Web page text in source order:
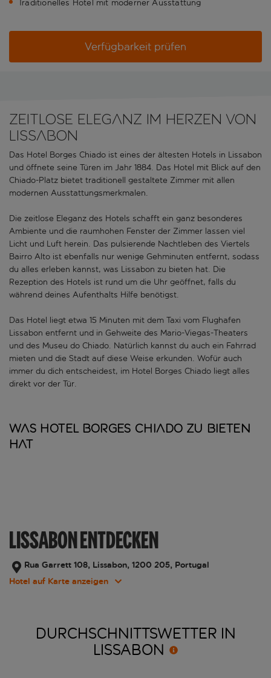
Traditionelles Hotel mit moderner Ausstattung
Verfügbarkeit prüfen
ZEITLOSE ELEGANZ IM HERZEN VON
LISSABON
Das Hotel Borges Chiado ist eines der ältesten Hotels in Lissabon
und öffnete seine Türen im Jahr 1884. Das Hotel mit Blick auf den
Chiado-Platz bietet traditionell gestaltete Zimmer mit allen
modernen Ausstattungsmerkmalen.
Die zeitlose Eleganz des Hotels schafft ein ganz besonderes
Ambiente und die raumhohen Fenster der Zimmer lassen viel
Licht und Luft herein. Das pulsierende Nachtleben des Viertels
Bairro Alto ist ebenfalls nur wenige Gehminuten entfernt, sodass
du alles erleben kannst, was Lissabon zu bieten hat. Die
Rezeption des Hotels ist rund um die Uhr geöffnet, falls du
während deines Aufenthalts Hilfe benötigst.
Das Hotel liegt etwa 15 Minuten mit dem Taxi vom Flughafen
Lissabon entfernt und in Gehweite des Mario-Viegas-Theaters
und des Museu do Chiado. Natürlich kannst du auch ein Fahrrad
mieten und die Stadt auf diese Weise erkunden. Wofür auch
immer du dich entscheidest, im Hotel Borges Chiado liegt alles
direkt vor der Tür.
Was Hotel Borges Chiado zu bieten
hat
LISSABON ENTDECKEN
Rua Garrett 108, Lissabon, 1200 205, Portugal
Hotel auf Karte anzeigen
DURCHSCHNITTSWETTER IN
LISSABON